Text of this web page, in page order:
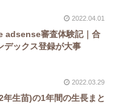
2022.04.01
adsense審査体験記｜合
デックス登録が大事
2022.03.29
年生苗)の1年間の生長まと